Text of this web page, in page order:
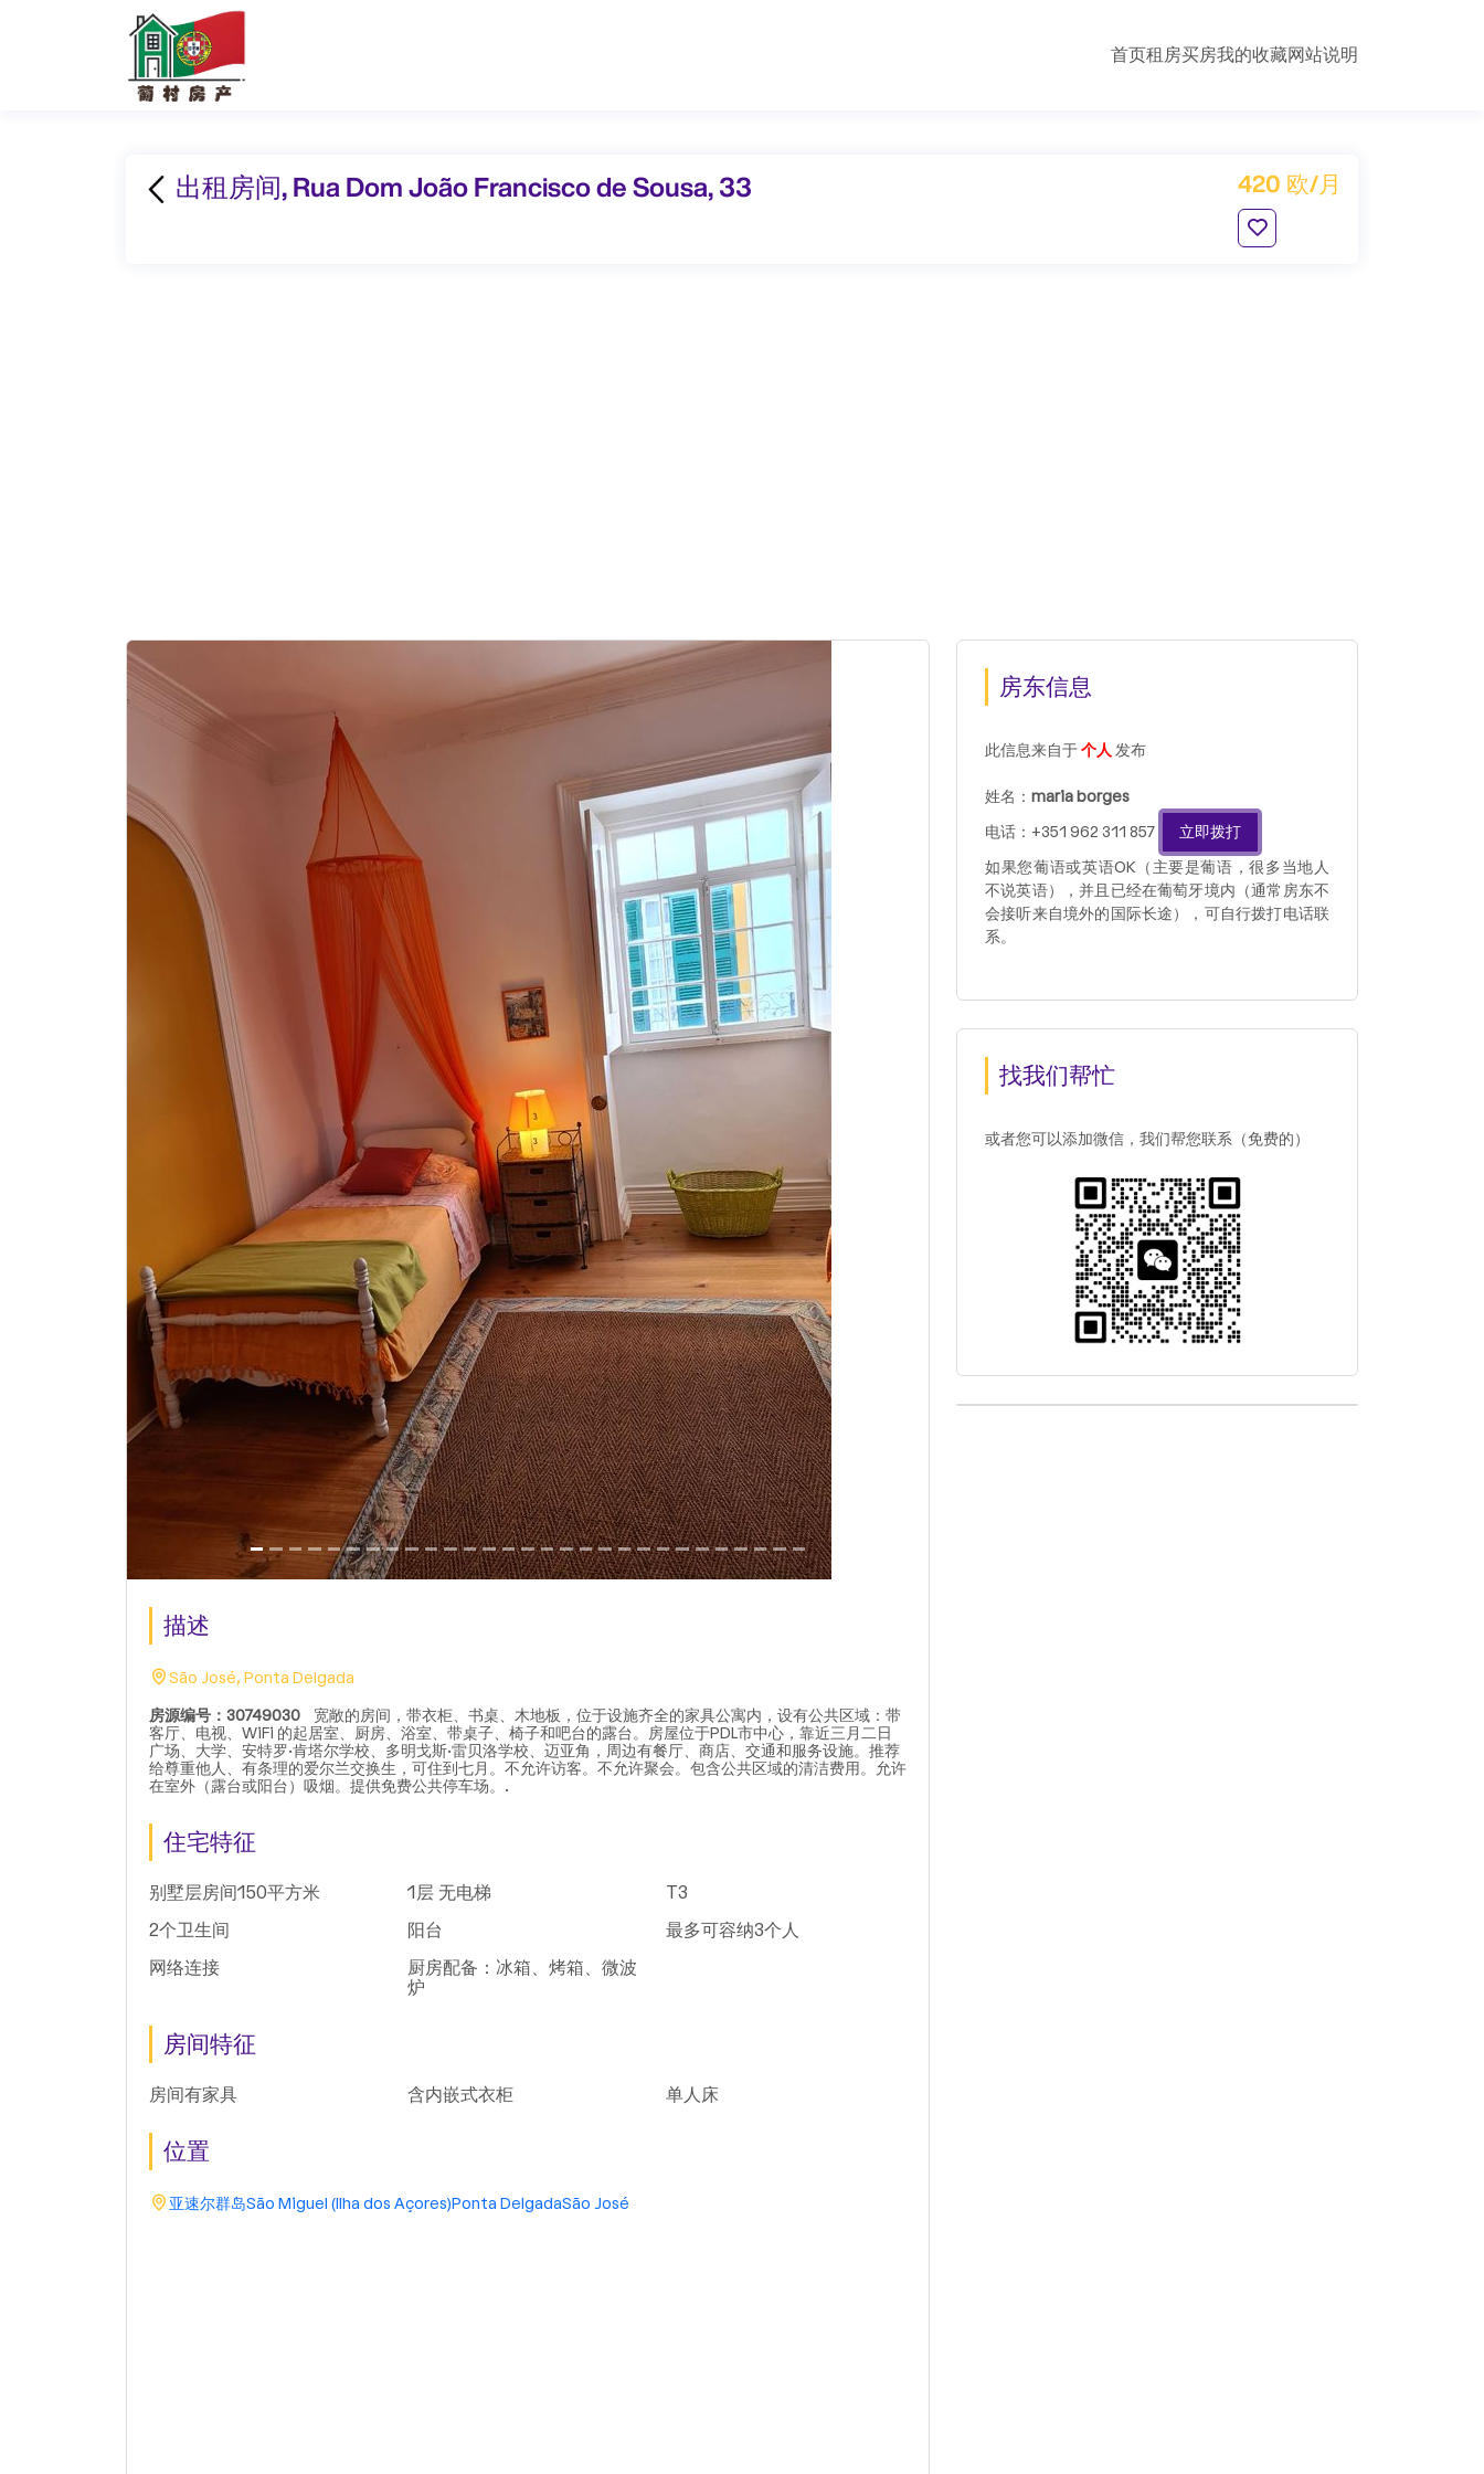
首页租房买房我的收藏网站说明
出租房间, Rua Dom João Francisco de Sousa, 33 420 欧/月
描述
São José, Ponta Delgada
房源编号：30749030 宽敞的房间，带衣柜、书桌、木地板，位于设施齐全的家具公寓内，设有公共区域：带
客厅、电视、WiFi 的起居室、厨房、浴室、带桌子、椅子和吧台的露台。房屋位于PDL市中心，靠近三月二日
广场、大学、安特罗·肯塔尔学校、多明戈斯·雷贝洛学校、迈亚角，周边有餐厅、商店、交通和服务设施。推荐
给尊重他人、有条理的爱尔兰交换生，可住到七月。不允许访客。不允许聚会。包含公共区域的清洁费用。允许
在室外（露台或阳台）吸烟。提供免费公共停车场。.
住宅特征
别墅层房间150平方米 1层 无电梯
T3
2个卫生间
阳台
最多可容纳3个人
网络连接
厨房配备：冰箱、烤箱、微波
炉
房间特征
房间有家具 含内嵌式衣柜 单人床
位置
亚速尔群岛São Miguel (Ilha dos Açores)Ponta DelgadaSão José
房东信息
此信息来自于个人 发布
姓名： maria borges
电话：+351 962 311 857
立即拨打
如果您葡语或英语OK（主要是葡语，很多当地人
不说英语），并且已经在葡萄牙境内（通常房东不
会接听来自境外的国际长途），可自行拨打电话联
系。
找我们帮忙
或者您可以添加微信，我们帮您联系（免费的）